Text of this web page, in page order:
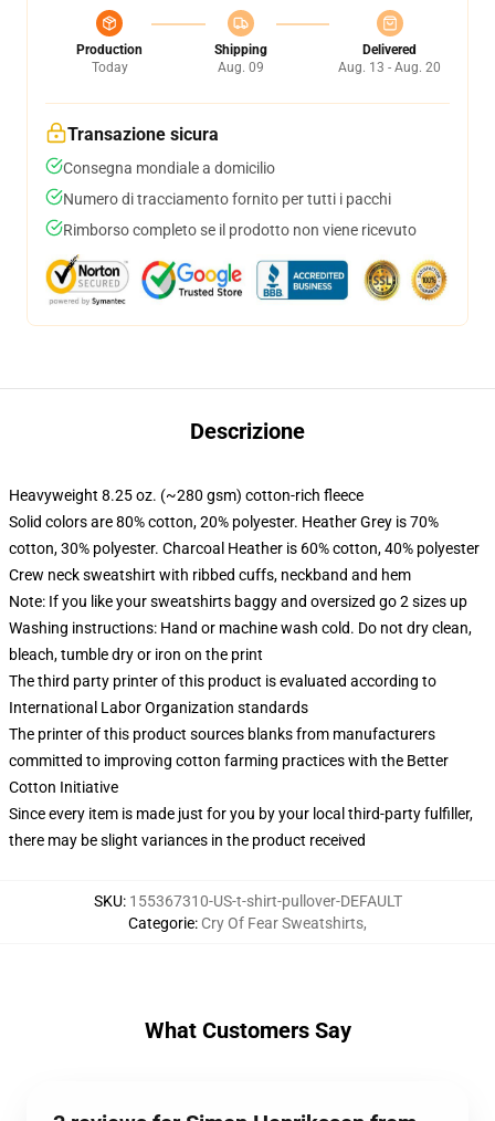
Production
Today
Shipping
Aug. 09
Delivered
Aug. 13 - Aug. 20
Transazione sicura
Consegna mondiale a domicilio
Numero di tracciamento fornito per tutti i pacchi
Rimborso completo se il prodotto non viene ricevuto
Descrizione
Heavyweight 8.25 oz. (~280 gsm) cotton-rich fleece
Solid colors are 80% cotton, 20% polyester. Heather Grey is 70%
cotton, 30% polyester. Charcoal Heather is 60% cotton, 40% polyester
Crew neck sweatshirt with ribbed cuffs, neckband and hem
Note: If you like your sweatshirts baggy and oversized go 2 sizes up
Washing instructions: Hand or machine wash cold. Do not dry clean,
bleach, tumble dry or iron on the print
The third party printer of this product is evaluated according to
International Labor Organization standards
The printer of this product sources blanks from manufacturers
committed to improving cotton farming practices with the Better
Cotton Initiative
Since every item is made just for you by your local third-party fulfiller,
there may be slight variances in the product received
SKU: 155367310-US-t-shirt-pullover-DEFAULT
Categorie: Cry Of Fear Sweatshirts,
What Customers Say